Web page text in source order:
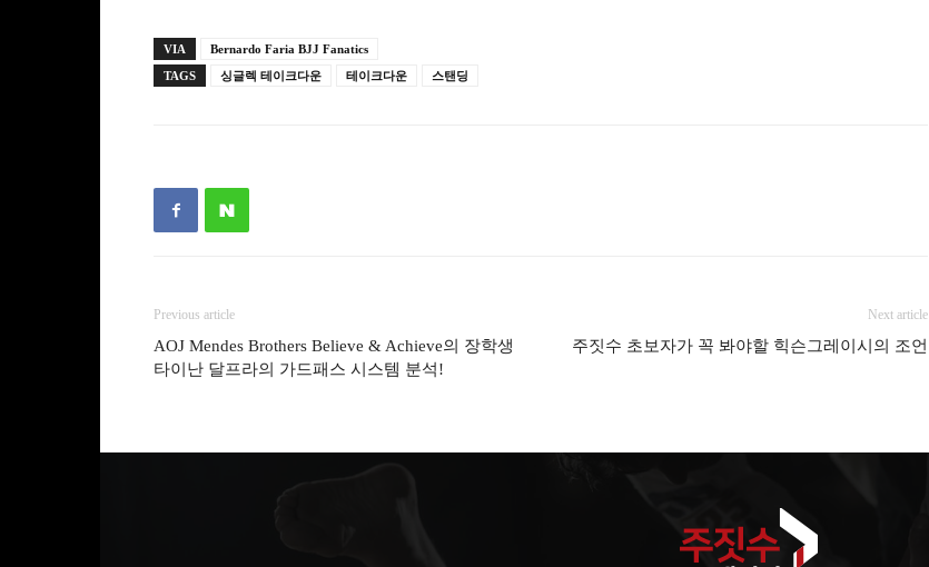
VIA
Bernardo Faria BJJ Fanatics
TAGS
싱글렉 테이크다운 테이크다운 스탠딩
Previous article
AOJ Mendes Brothers Believe & Achieve의 장학생
타이난 달프라의 가드패스 시스템 분석!
Next article
주짓수 초보자가 꼭 봐야할 힉슨그레이시의 조언